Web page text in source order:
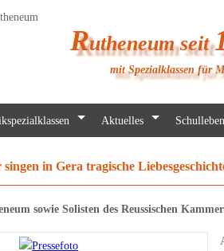
Rutheneum seit
mit Spezialklassen für
Aktuelles Schulleben
in Gera tragische
sowie Solisten des Reussischen